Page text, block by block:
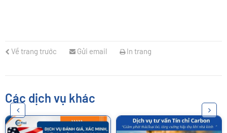
Về trang trước Gửi email In trang
Các dịch vụ khác